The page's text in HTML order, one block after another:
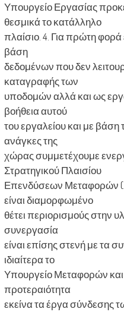
Υπουργείο Εργασίας
θεσμικά το κατάλληλο
πλαίσιο. 4. Για πρώτη φορά
βάση
δεδομένων που δεν
καταγραφής των
υποδομών αλλά και ως
βοήθεια αυτού
του εργαλείου και με βάση
ανάγκες της
χώρας συμμετέχουμε
Στρατηγικού Πλαισίου
Επενδύσεων Μεταφορών
είναι διαμορφωμένο
θέτει περιορισμούς στην
συνεργασία
είναι επίσης στενή με τα
ιδιαίτερα το
Υπουργείο Μεταφορών
προτεραιότητα
εκείνα τα έργα σύνδεσης